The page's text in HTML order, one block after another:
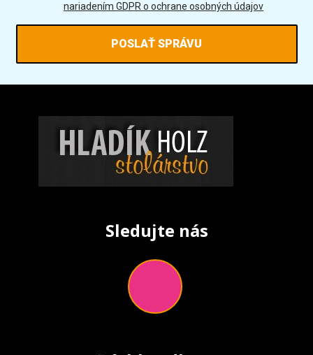
nariadením GDPR o ochrane osobných údajov
Sledujte nás